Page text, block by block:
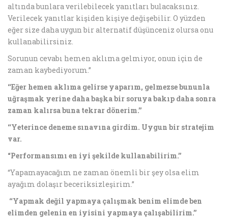
altında bunlara verilebilecek yanıtları bulacaksınız.
Verilecek yanıtlar kişiden kişiye değişebilir. O yüzden
eğer size daha uygun bir alternatif düşünceniz olursa onu
kullanabilirsiniz.
Sorunun cevabı hemen aklıma gelmiyor, onun için de
zaman kaybediyorum.”
‘‘Eğer hemen aklıma gelirse yaparım, gelmezse bununla
uğraşmak yerine daha başka bir soruya bakıp daha sonra
zaman kalırsa buna tekrar dönerim.’’
‘‘Yeterince deneme sınavına girdim. Uygun bir stratejim
var.
“Performansımı en iyi şekilde kullanabilirim.’’
“Yapamayacağım ne zaman önemli bir şey olsa elim
ayağım dolaşır beceriksizleşirim.”
‘‘Yapmak değil yapmaya çalışmak benim elimde ben
elimden gelenin en iyisini yapmaya çalışabilirim.’’